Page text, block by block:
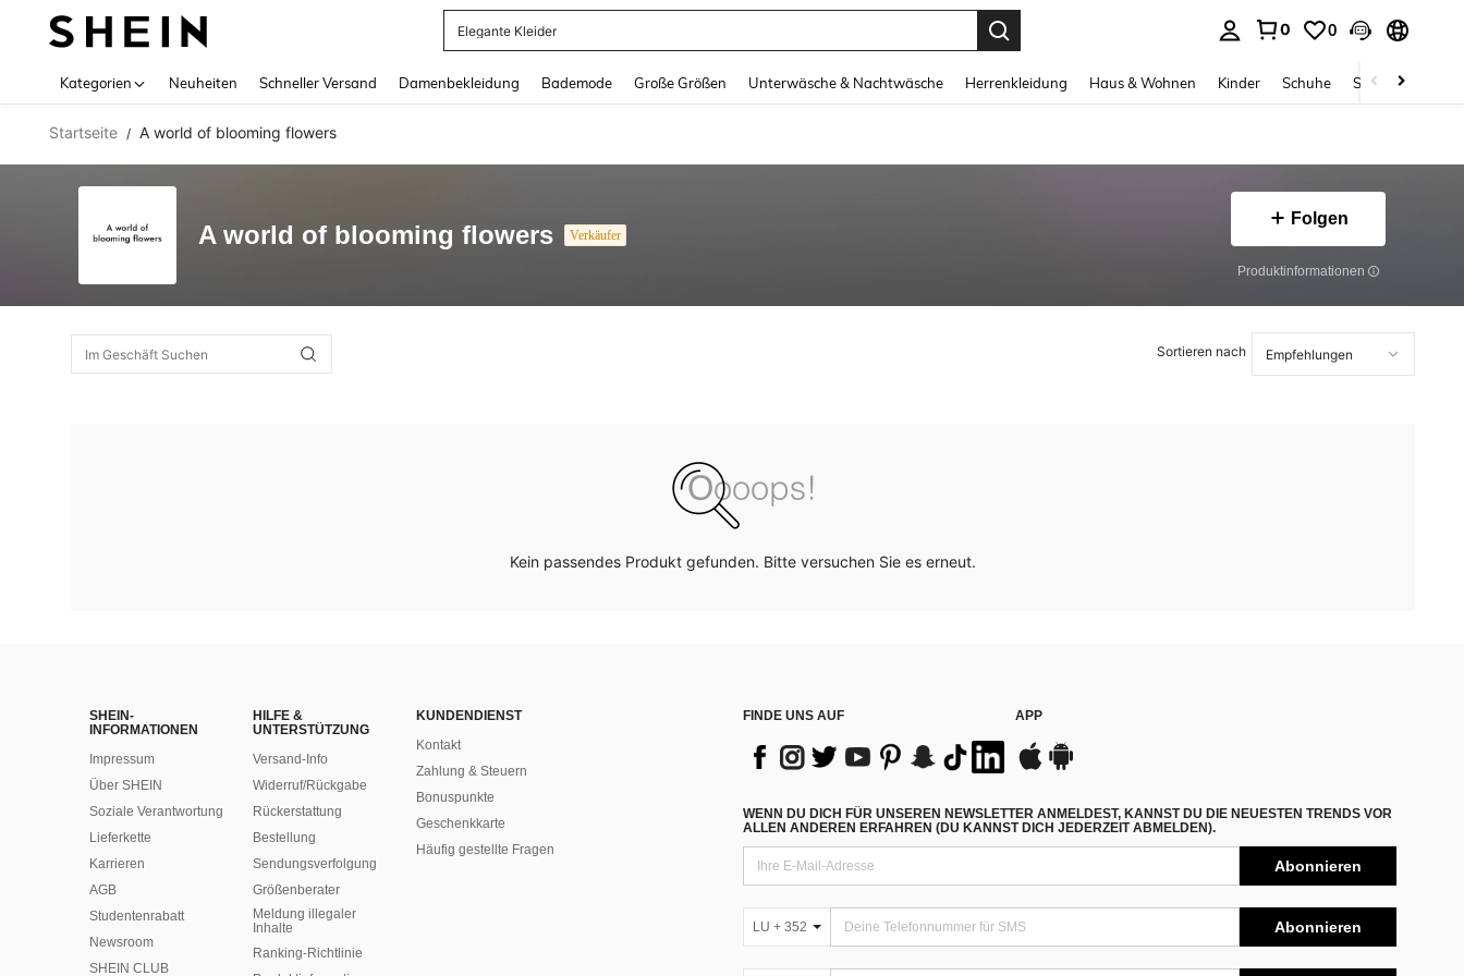
Elegante Kleider
0 0
Kategorien Neuheiten Schneller Versand Damenbekleidung Bademode Große Größen Unterwäsche & Nachtwäsche Herrenkleidung Haus & Wohnen Kinder Schuhe Schmuck &
Startseite / A world of blooming flowers
A world of blooming flowers Verkäufer
Folgen
Produktinformationen
Sortieren nach
Kein passendes Produkt gefunden. Bitte versuchen Sie es erneut.
SHEIN-
INFORMATIONEN
Impressum
Über SHEIN
Soziale Verantwortung
Lieferkette
Karrieren
AGB
Studentenrabatt
Newsroom
SHEIN CLUB
HILFE &
UNTERSTÜTZUNG
Versand-Info
Widerruf/Rückgabe
Rückerstattung
Bestellung
Sendungsverfolgung
Größenberater
Meldung illegaler
Inhalte
Ranking-Richtlinie
KUNDENDIENST
Kontakt
Zahlung & Steuern
Bonuspunkte
Geschenkkarte
Häufig gestellte Fragen
FINDE UNS AUF APP
WENN DU DICH FÜR UNSEREN NEWSLETTER ANMELDEST, KANNST DU DIE NEUESTEN TRENDS VOR
ALLEN ANDEREN ERFAHREN (DU KANNST DICH JEDERZEIT ABMELDEN).
Abonnieren
LU + 352 Abonnieren